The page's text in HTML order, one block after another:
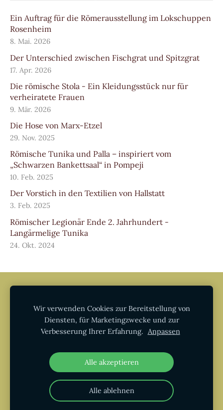
Ein Auftrag für die Römerausstellung im Lokschuppen
Rosenheim
8. Mai. 2026
Der Unterschied zwischen Fischgrat und Spitzgrat
17. Apr. 2026
Die römische Stola - Ein Kleidungsstück nur für
verheiratete Frauen
9. Mär. 2026
Die Hose von Marx-Etzel
29. Nov. 2025
Römische Tunika und Palla – inspiriert vom
„Schwarzen Bankettsaal“ in Pompeji
10. Feb. 2025
Der Vorstich in den Textilien von Hallstatt
3. Feb. 2025
Römischer Legionär Ende 2. Jahrhundert -
Langärmelige Tunika
24. Okt. 2024
Informationen zur Echtheit von
Kundenbewertungen
Cookies
Wir verwenden Cookies zur Bereitstellung von
Diensten, für Marketingzwecke und zur
Verbesserung Ihrer Erfahrung. Anpassen
Alle akzeptieren
Alle ablehnen